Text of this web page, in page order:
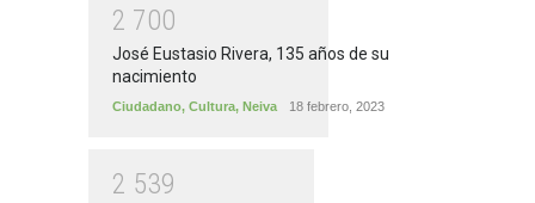
2 700
José Eustasio Rivera, 135 años de su
nacimiento
Ciudadano, Cultura, Neiva 18 febrero, 2023
2 539